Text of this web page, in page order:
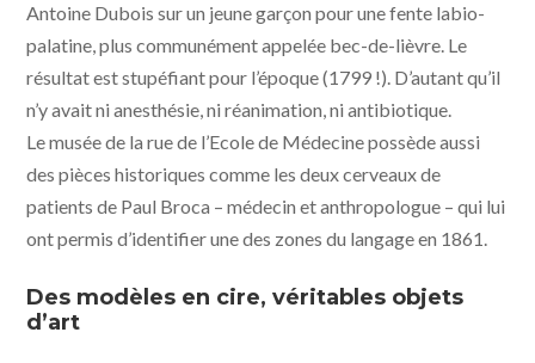
Antoine Dubois sur un jeune garçon pour une fente labio-
palatine, plus communément appelée bec-de-lièvre. Le
résultat est stupéfiant pour l’époque (1799 !). D’autant qu’il
n’y avait ni anesthésie, ni réanimation, ni antibiotique.
Le musée de la rue de l’Ecole de Médecine possède aussi
des pièces historiques comme les deux cerveaux de
patients de Paul Broca – médecin et anthropologue – qui lui
ont permis d’identifier une des zones du langage en 1861.
Des modèles en cire, véritables objets
d’art